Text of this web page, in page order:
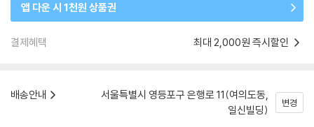
앱 다운 시 1천원 상품권
결제혜택 최대 2,000원 즉시할인
배송안내
서울특별시 영등포구 은행로 11(여의도동,
일신빌딩)
변경